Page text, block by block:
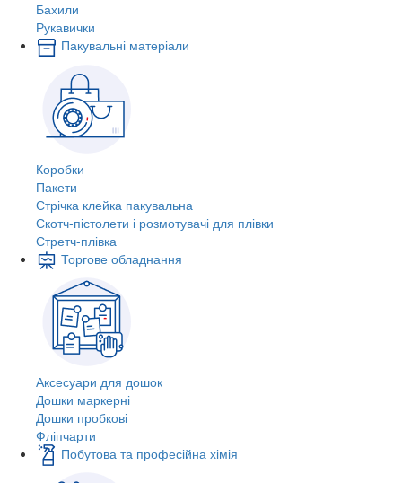
Бахили
Рукавички
Пакувальні матеріали
Коробки
Пакети
Стрічка клейка пакувальна
Скотч-пістолети і розмотувачі для плівки
Стретч-плівка
Торгове обладнання
Аксесуари для дошок
Дошки маркерні
Дошки пробкові
Фліпчарти
Побутова та професійна хімія